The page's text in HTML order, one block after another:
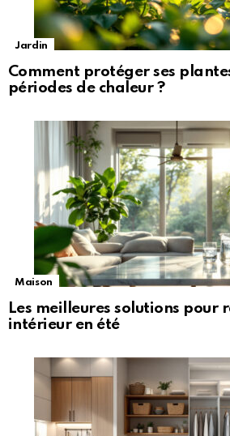
Jardin
Comment protéger ses
périodes de chaleur ?
Maison
Les meilleures solutions pour
intérieur en été